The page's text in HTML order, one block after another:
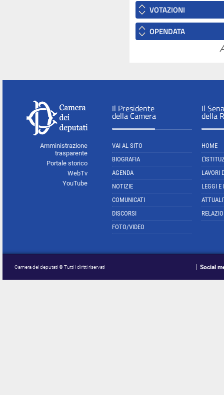
VOTAZIONI
OPENDATA
Amministrazione
trasparente
Portale storico
WebTv
YouTube
Il Presidente
della Camera
VAI AL SITO
BIOGRAFIA
AGENDA
NOTIZIE
COMUNICATI
DISCORSI
FOTO/VIDEO
Il
della
HOME
LAVORI
LEGGI E
Camera dei deputati © Tutti i diritti riservati Social